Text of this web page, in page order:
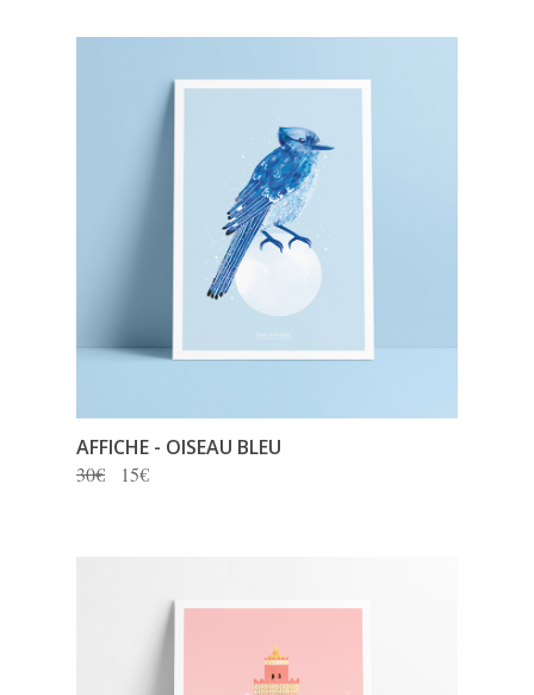
AFFICHE - OISEAU BLEU
30€ 15€